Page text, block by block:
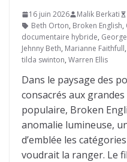
16 juin 2026 Malik Berkati
Beth Orton, Broken English,
documentaire hybride,
Jehnny Beth, Marianne Faithfull,
tilda swinton, Warren Ellis
Dans le paysage des
consacrés aux
populaire, Broken
anomalie lumineuse,
d’emblée les
voudrait la ranger. Le